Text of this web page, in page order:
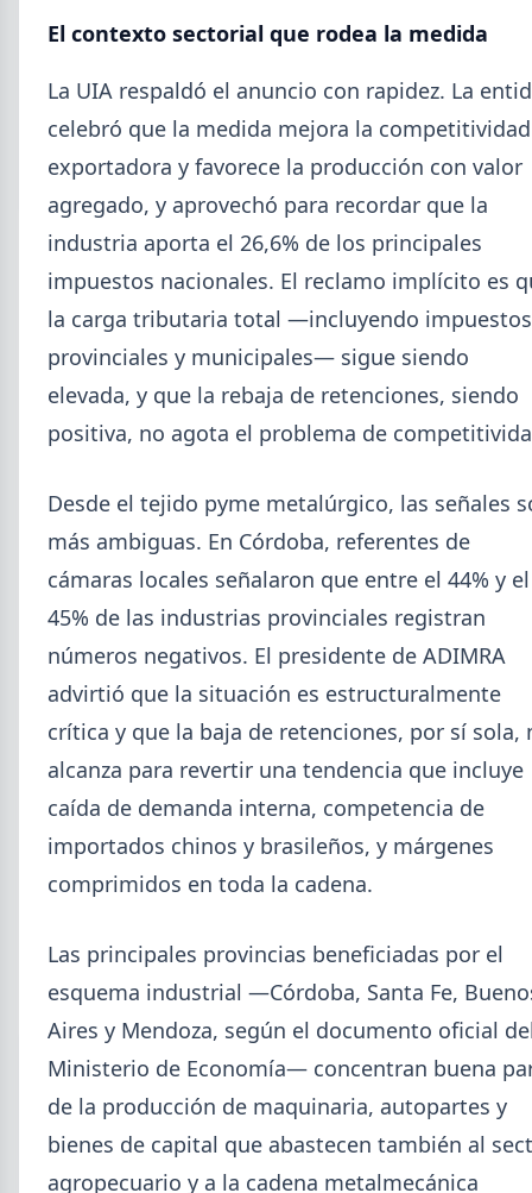
Marzo (6)
Febrero (4)
2025
VER TODO
Cheques rechazados en alza: la cadena de pagos metalúrgica
muestra signos de estrés
Paritaria UOM agosto 2026: sin acuerdo, siguen vigentes los
Día de la Siderurgia: cómo llega el sector al aniversario 78 del
legado de Savio
Perfiles.com.ar abrió su tercera sucursal en zona norte: llegó a
San Isidro
Informe ADIMRA junio 2026: la producción metalúrgica cayó
SUSCRIPCIÓN A SIDERDATO
Recibí el reporte semanal más actualizado de novedades
metalúrgicas directo a tu mail o celular.
El contexto sectorial que rodea la medida
La UIA respaldó el anuncio con rapidez. La
celebró que la medida mejora la competitividad
exportadora y favorece la producción con valor
agregado, y aprovechó para recordar que la
industria aporta el 26,6% de los principales
impuestos nacionales. El reclamo implícito es
la carga tributaria total —incluyendo impuestos
provinciales y municipales— sigue siendo
elevada, y que la rebaja de retenciones, siendo
positiva, no agota el problema de
Desde el tejido pyme metalúrgico, las señales
más ambiguas. En Córdoba, referentes de
cámaras locales señalaron que entre el 44% y el
45% de las industrias provinciales registran
números negativos. El presidente de ADIMRA
advirtió que la situación es estructuralmente
crítica y que la baja de retenciones, por sí sola,
alcanza para revertir una tendencia que incluye
caída de demanda interna, competencia de
importados chinos y brasileños, y márgenes
comprimidos en toda la cadena.
Las principales provincias beneficiadas por el
esquema industrial —Córdoba, Santa Fe,
Aires y Mendoza, según el documento oficial
Ministerio de Economía— concentran buena
de la producción de maquinaria, autopartes y
bienes de capital que abastecen también al
agropecuario y a la cadena metalmecánica